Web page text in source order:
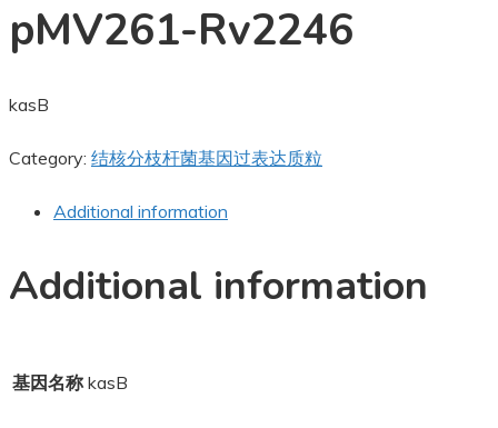
pMV261-Rv2246
kasB
Category: 结核分枝杆菌基因过表达质粒
Additional information
Additional information
基因名称 kasB